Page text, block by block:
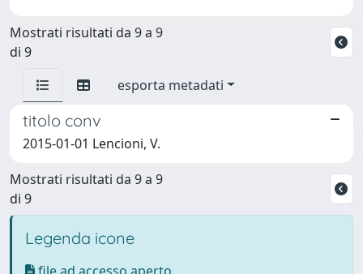
Mostrati risultati da 9 a 9
di 9
esporta metadati
titolo conv
2015-01-01 Lencioni, V.
Mostrati risultati da 9 a 9
di 9
Legenda icone
file ad accesso aperto